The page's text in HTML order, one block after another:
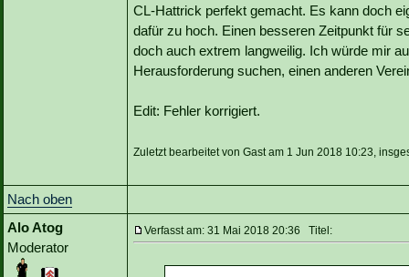
CL-Hattrick perfekt gemacht. Es kann doch
dafür zu hoch. Einen besseren Zeitpunkt für
doch auch extrem langweilig. Ich würde mir
Herausforderung suchen, einen anderen
Edit: Fehler korrigiert.
Zuletzt bearbeitet von Gast am 1 Jun 2018 10:23,
Nach oben
Alo Atog
Moderator
Verfasst am: 31 Mai 2018 20:36 Titel: